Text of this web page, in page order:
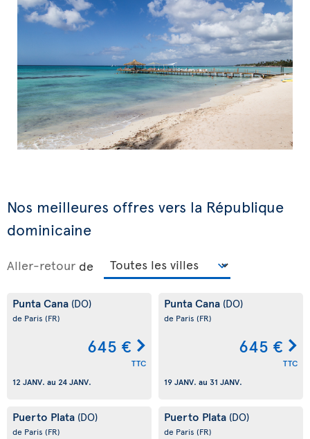
Nos meilleures offres vers la République
dominicaine
Aller-retour de
Punta Cana (DO)
de Paris (FR)
645 €
TTC
12 JANV. au 24 JANV.
Punta Cana (DO)
de Paris (FR)
645 €
TTC
19 JANV. au 31 JANV.
Puerto Plata (DO)
de Paris (FR)
Puerto Plata (DO)
de Paris (FR)